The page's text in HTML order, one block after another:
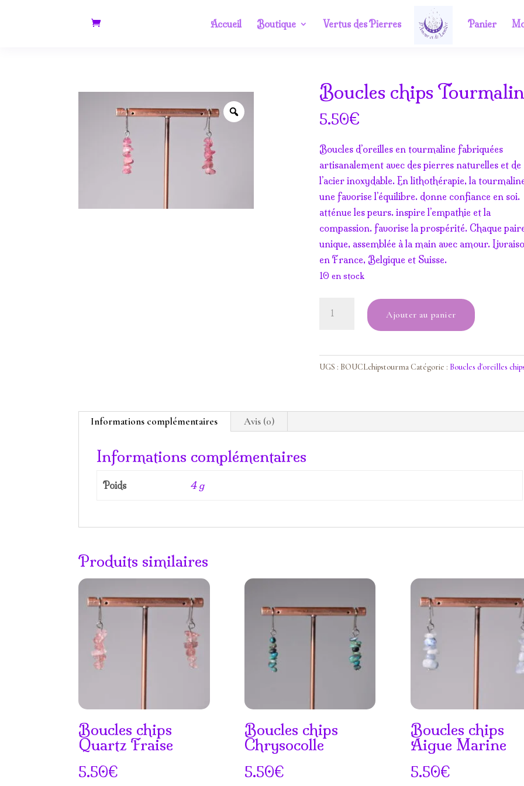
Accueil Boutique Vertus des Pierres Panier
Zoom
Boucles chips
5.50€
Boucles d’oreilles en tourmaline fabriquées
artisanalement avec des pierres naturelles et de
l’acier inoxydable. En lithothérapie, la
une favorise l’équilibre. donne confiance en soi.
atténue les peurs. inspire l’empathie et la
compassion. favorise la prospérité. Chaque
unique, assemblée à la main avec amour.
en France, Belgique et Suisse.
10 en stock
chips
Tourmaline
Ajouter au panier
UGS : BOUCLchipstourma Catégorie : Boucles d'oreilles
Informations complémentaires Avis (0)
Informations complémentaires
Poids 4 g
Produits similaires
Boucles chips
Quartz Fraise
5.50€
Boucles chips
Chrysocolle
5.50€
Boucles chips
Aigue Marine
5.50€